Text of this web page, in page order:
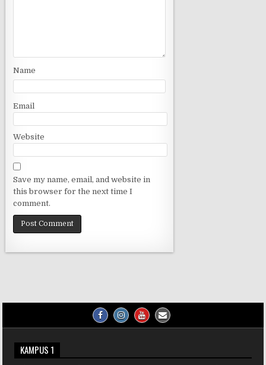
Name
Email
Website
Save my name, email, and website in
this browser for the next time I
comment.
KAMPUS 1